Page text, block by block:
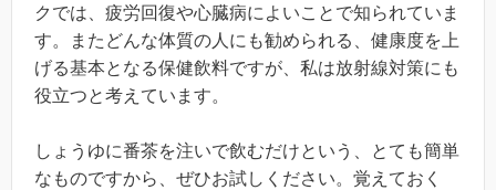
クでは、疲労回復や心臓病によいことで知られていま
す。またどんな体質の人にも勧められる、健康度を上
げる基本となる保健飲料ですが、私は放射線対策にも
役立つと考えています。
しょうゆに番茶を注いで飲むだけという、とても簡単
なものですから、ぜひお試しください。覚えておく